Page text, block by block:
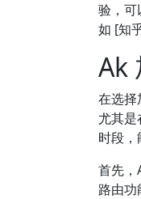
验，可
如 [知
Ak
在选择
尤其
时段，
首先，
路由